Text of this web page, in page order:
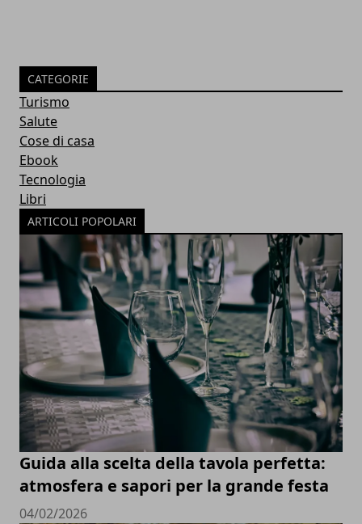
CATEGORIE
Turismo
Salute
Cose di casa
Ebook
Tecnologia
Libri
ARTICOLI POPOLARI
Guida alla scelta della tavola perfetta:
atmosfera e sapori per la grande festa
04/02/2026